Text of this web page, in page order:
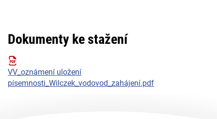
Dokumenty ke stažení
VV_oznámení uložení
písemnosti_Wilczek_vodovod_zahájení.pdf